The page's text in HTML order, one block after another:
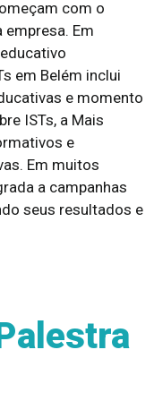
com o
Em
em Belém inclui
e momento
ISTs, a Mais
e
Em muitos
a campanhas
seus resultados e